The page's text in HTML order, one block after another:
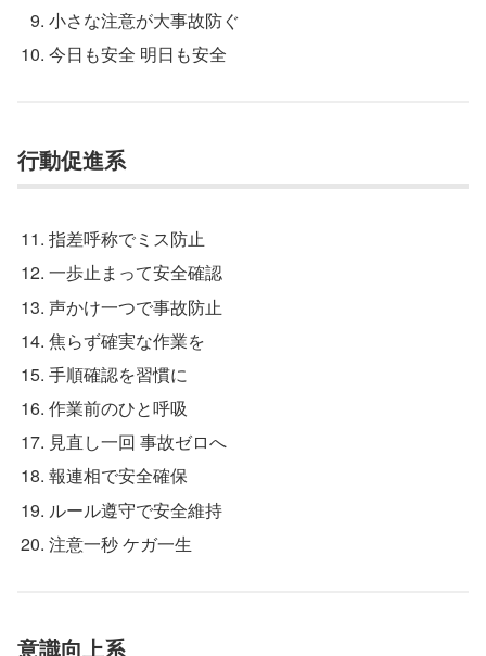
小さな注意が大事故防ぐ
今日も安全 明日も安全
行動促進系
指差呼称でミス防止
一歩止まって安全確認
声かけ一つで事故防止
焦らず確実な作業を
手順確認を習慣に
作業前のひと呼吸
見直し一回 事故ゼロへ
報連相で安全確保
ルール遵守で安全維持
注意一秒 ケガ一生
意識向上系